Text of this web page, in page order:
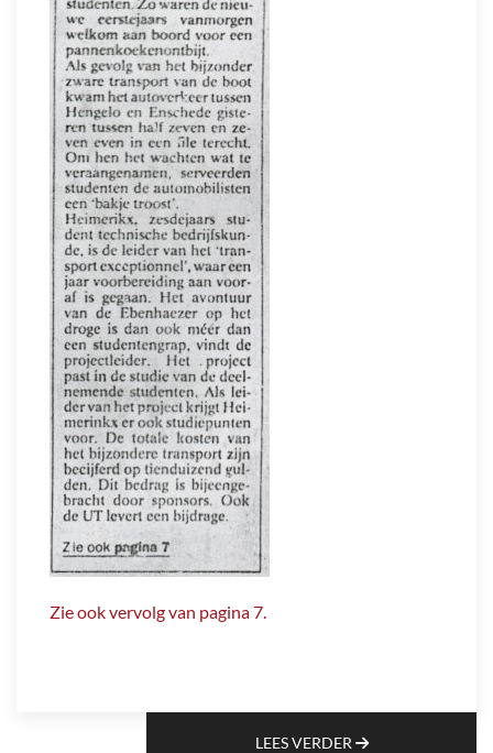
Zie ook vervolg van pagina 7.
LEES VERDER